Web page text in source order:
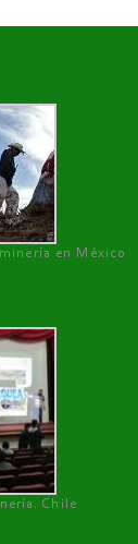
en México
Chile